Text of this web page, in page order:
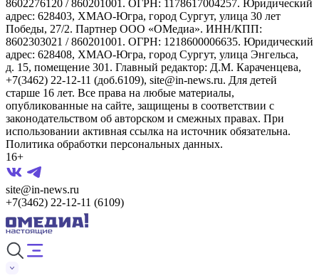
8602276120 / 860201001. ОГРН: 1178617004257. Юридический
адрес: 628403, ХМАО-Югра, город Сургут, улица 30 лет
Победы, 27/2. Партнер ООО «ОМедиа». ИНН/КПП:
8602303021 / 860201001. ОГРН: 1218600006635. Юридический
адрес: 628408, ХМАО-Югра, город Сургут, улица Энгельса,
д. 15, помещение 301. Главный редактор: Д.М. Караченцева,
+7(3462) 22-12-11 (доб.6109), site@in-news.ru. Для детей
старше 16 лет. Все права на любые материалы,
опубликованные на сайте, защищены в соответствии с
законодательством об авторском и смежных правах. При
использовании активная ссылка на источник обязательна.
Политика обработки персональных данных.
16+
site@in-news.ru
+7(3462) 22-12-11 (6109)